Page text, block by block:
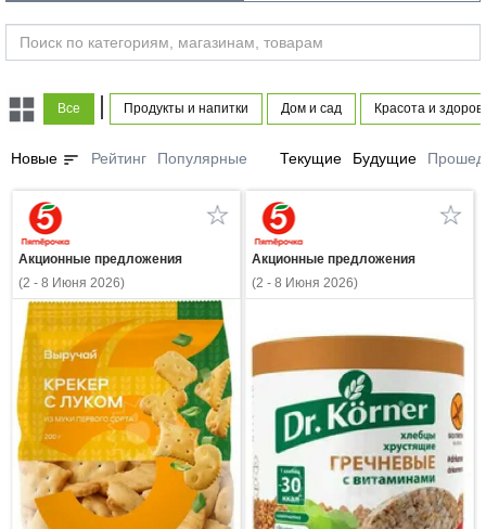
Все Продукты и напитки Дом и сад Красота и
Новые sort Рейтинг Популярные Текущие Будущие
Акционные предложения
(2 - 8 Июня 2026)
Акционные предложения
(2 - 8 Июня 2026)